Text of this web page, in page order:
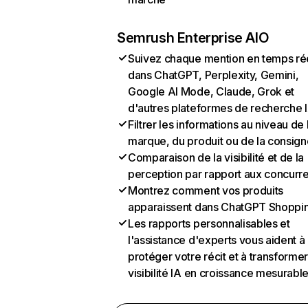
Semrush Enterprise AIO
Suivez chaque mention en temps
dans ChatGPT, Perplexity, Gemini,
Google AI Mode, Claude, Grok et
d'autres plateformes de recherche
Filtrer les informations au niveau de
marque, du produit ou de la
Comparaison de la visibilité et de la
perception par rapport aux
Montrez comment vos produits
apparaissent dans ChatGPT
Les rapports personnalisables et
l'assistance d'experts vous aident à
protéger votre récit et à
visibilité IA en croissance